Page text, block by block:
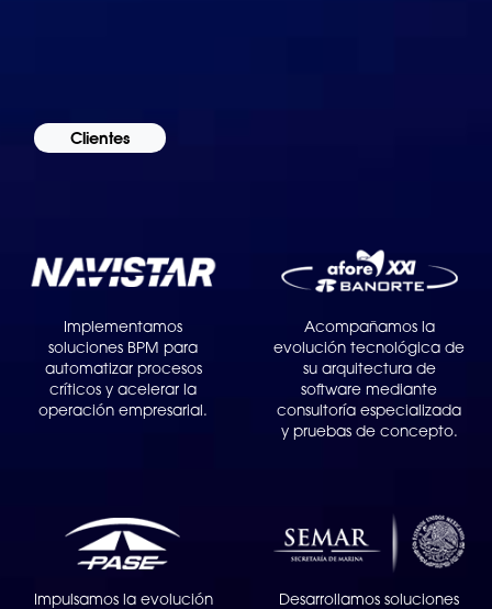
Clientes
Implementamos
soluciones BPM para
automatizar procesos
críticos y acelerar la
operación empresarial.
Acompañamos la
evolución tecnológica de
su arquitectura de
software mediante
consultoría especializada
y pruebas de concepto.
Impulsamos la evolución
Desarrollamos soluciones